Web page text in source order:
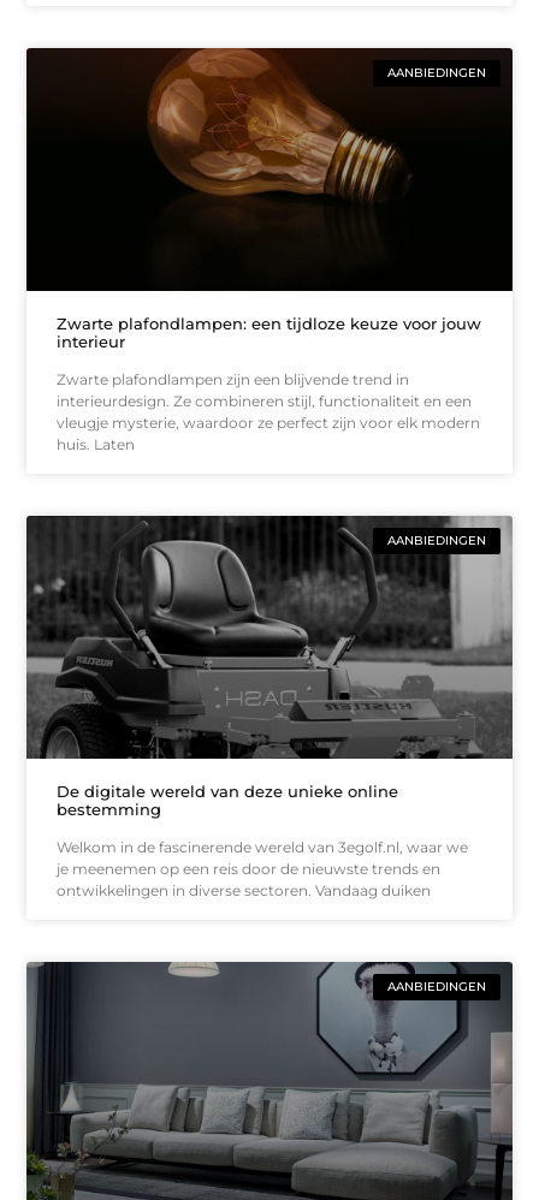
AANBIEDINGEN
Zwarte plafondlampen: een tijdloze keuze voor jouw
interieur
Zwarte plafondlampen zijn een blijvende trend in
interieurdesign. Ze combineren stijl, functionaliteit en een
vleugje mysterie, waardoor ze perfect zijn voor elk modern
huis. Laten
AANBIEDINGEN
De digitale wereld van deze unieke online
bestemming
Welkom in de fascinerende wereld van 3egolf.nl, waar we
je meenemen op een reis door de nieuwste trends en
ontwikkelingen in diverse sectoren. Vandaag duiken
AANBIEDINGEN